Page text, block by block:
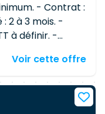
- Contrat :
2 à 3 mois. -
à définir. -
en
Voir cette offre